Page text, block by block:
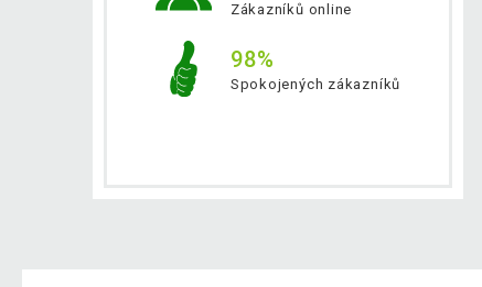
Zákazníků online
98%
Spokojených zákazníků